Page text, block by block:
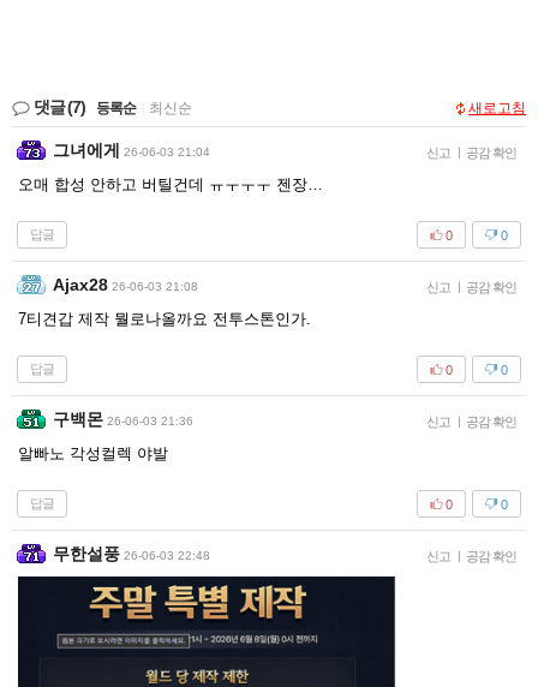
댓글(7) 등록순 최신순 새로고침
그녀에게 26-06-03 21:04 신고 | 공감 확인
오매 합성 안하고 버틸건데 ㅠㅜㅜㅜ 젠장…
답글 0
0
Ajax28 26-06-03 21:08 신고 | 공감 확인
7티견갑 제작 뭘로나올까요 전투스톤인가.
답글 0
0
구백몬 26-06-03 21:36 신고 | 공감 확인
알빠노 각성컬렉 야발
답글 0
0
무한설풍 26-06-03 22:48 신고 | 공감 확인